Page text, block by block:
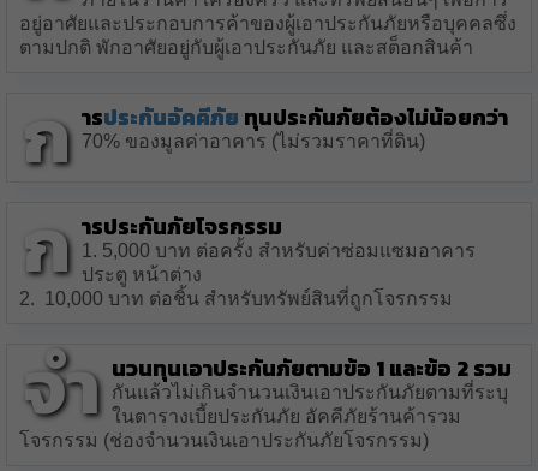
อยู่อาศัยและประกอบการค้าของผู้เอาประกันภัยหรือบุคคลซึ่ง
ตามปกติ พักอาศัยอยู่กับผู้เอาประกันภัย และสต็อกสินค้า
ก ารประกันอัคคีภัย ทุนประกันภัยต้องไม่น้อยกว่า
70% ของมูลค่าอาคาร (ไม่รวมราคาที่ดิน)
ก ารประกันภัยโจรกรรม
1. 5,000 บาท ต่อครั้ง สำหรับค่าซ่อมแซมอาคาร
ประตู หน้าต่าง
2. 10,000 บาท ต่อชิ้น สำหรับทรัพย์สินที่ถูกโจรกรรม
จำ นวนทุนเอาประกันภัยตามข้อ 1 และข้อ 2 รวม
กันแล้วไม่เกินจำนวนเงินเอาประกันภัยตามที่ระบุ
ในตารางเบี้ยประกันภัย อัคคีภัยร้านค้ารวม
โจรกรรม (ช่องจำนวนเงินเอาประกันภัยโจรกรรม)